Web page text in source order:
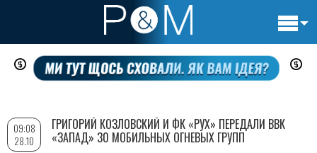
Перейти
содержанию
09:08
28.10
ГРИГОРИЙ КОЗЛОВСКИЙ И ФК «РУХ» ПЕРЕДАЛИ ВВК
«ЗАПАД» 30 МОБИЛЬНЫХ ОГНЕВЫХ ГРУПП